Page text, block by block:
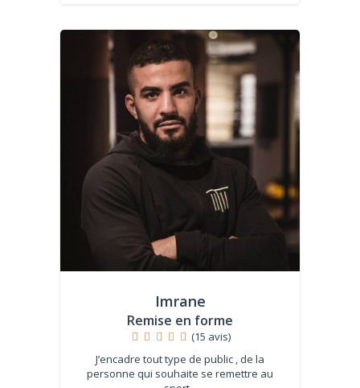
Imrane
Remise en forme
(15 avis)
J’encadre tout type de public , de la
personne qui souhaite se remettre au